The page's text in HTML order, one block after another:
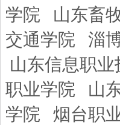
学院
山东畜
交通学院
淄
山东信息职业
职业学院
山
学院
烟台职